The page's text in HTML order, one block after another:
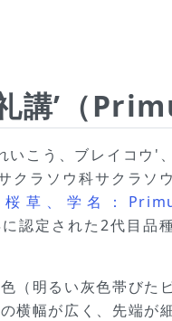
講’（
いこう、ブレイコウ'
ラソウ科サクラソ
草、学名：
認定された2代目品
（明るい灰色帯びた
横幅が広く、先端が